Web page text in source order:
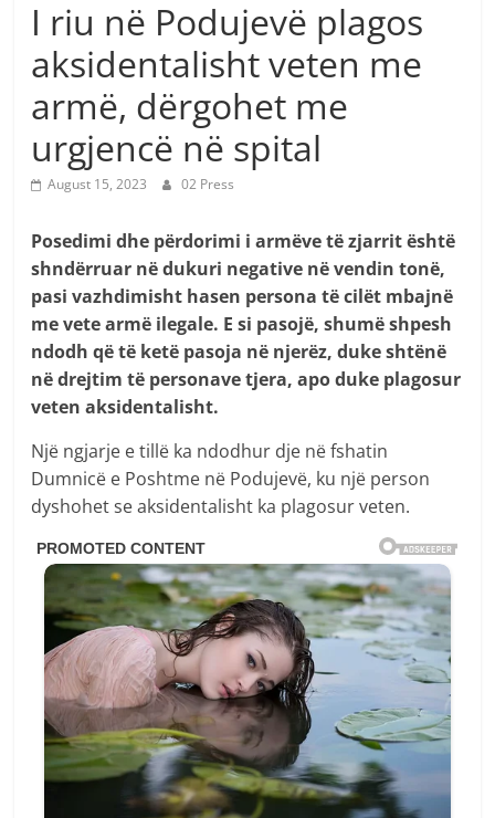
I riu në Podujevë plagos
aksidentalisht veten me
armë, dërgohet me
urgjencë në spital
August 15, 2023 02 Press
Posedimi dhe përdorimi i armëve të zjarrit është
shndërruar në dukuri negative në vendin tonë,
pasi vazhdimisht hasen persona të cilët mbajnë
me vete armë ilegale. E si pasojë, shumë shpesh
ndodh që të ketë pasoja në njerëz, duke shtënë
në drejtim të personave tjera, apo duke plagosur
veten aksidentalisht.
Një ngjarje e tillë ka ndodhur dje në fshatin
Dumnicë e Poshtme në Podujevë, ku një person
dyshohet se aksidentalisht ka plagosur veten.